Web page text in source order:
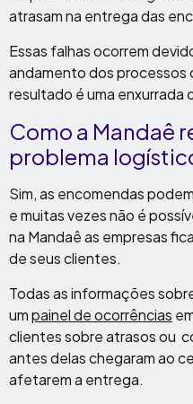
atrasam na entrega das
Essas falhas ocorrem
andamento dos processos
resultado é uma enxurrada
Como a Mandaê
problema
Sim, as encomendas
e muitas vezes não é
na Mandaê as empresas
de seus clientes.
Todas as informações
umpainel de ocorrências
clientes sobre atrasos ou
antes delas chegaram ao
afetarem a entrega.